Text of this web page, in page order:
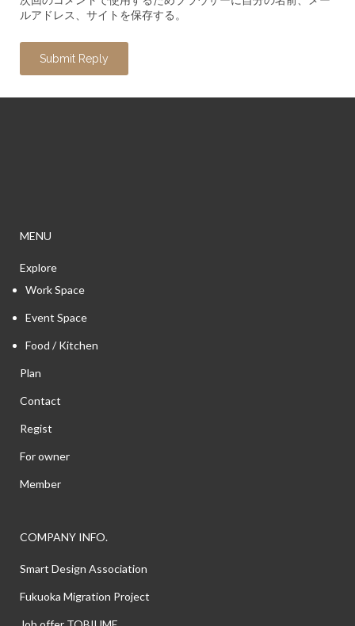
ルアドレス、サイトを保存する。
MENU
Explore
Work Space
Event Space
Food / Kitchen
Plan
Contact
Regist
For owner
Member
COMPANY INFO.
Smart Design Association
Fukuoka Migration Project